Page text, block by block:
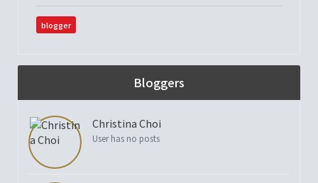
blogger
Bloggers
Christina Choi
User has no posts